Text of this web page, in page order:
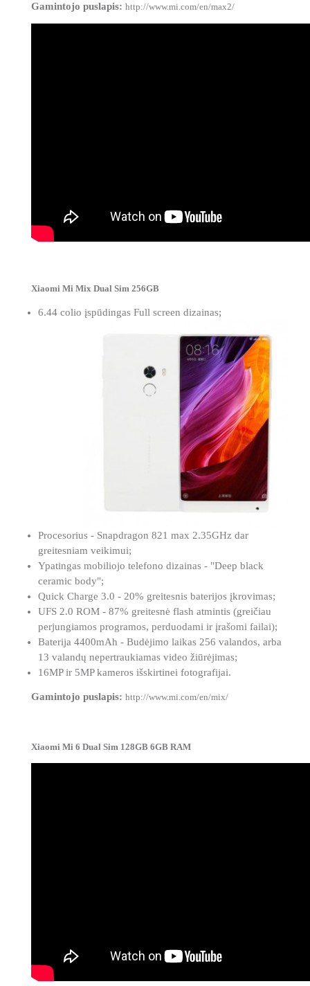
Gamintojo puslapis: http://www.mi.com/en/max2/
Xiaomi Mi Mix Dual Sim 256GB
6.44 colio įspūdingas Full screen dizainas;
Procesorius - Snapdragon 821 max 2.35GHz dar
greitesniam veikimui;
Ypatingas mobiliojo telefono dizainas - "Deep black
ceramic body";
Quick Charge 3.0 - 20% greitesnis baterijos įkrovimas;
UFS 2.0 ROM - 87% greitesnė flash atmintis (greičiau
perjungiamos programos, perduodami ir įrašomi failai);
Baterija 4400mAh - Budėjimo laikas 256 valandos, arba
13 valandų nepertraukiamas video žiūrėjimas;
16MP ir 5MP kameros išskirtinei fotografijai.
Gamintojo puslapis: http://www.mi.com/en/mix/
Xiaomi Mi 6 Dual Sim 128GB 6GB RAM